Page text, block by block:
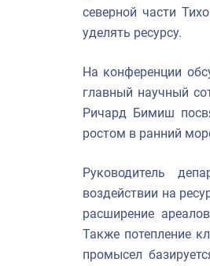
северной части
уделять ресурсу.
На конференции
главный научный
Ричард Бимиш
ростом в ранний
Руководитель
воздействии на
расширение
Также потепление
промысел